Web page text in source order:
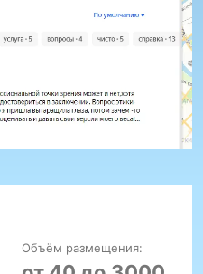
Объём размещения: